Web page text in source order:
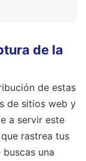
de la
de estas
de sitios web y
a servir este
rastrea tus
una